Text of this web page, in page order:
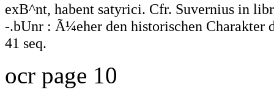
exB^nt, habent satyrici. Cfr. Suvernius in
-.bUnr : Ã¼eher den historischen Charakter
41 seq.
ocr page 10